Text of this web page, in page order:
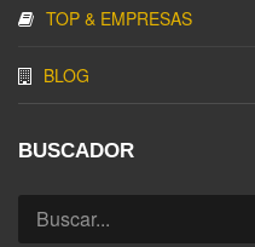
TOP & EMPRESAS
BLOG
BUSCADOR